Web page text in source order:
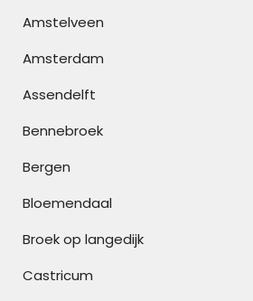
Amstelveen
Amsterdam
Assendelft
Bennebroek
Bergen
Bloemendaal
Broek op langedijk
Castricum